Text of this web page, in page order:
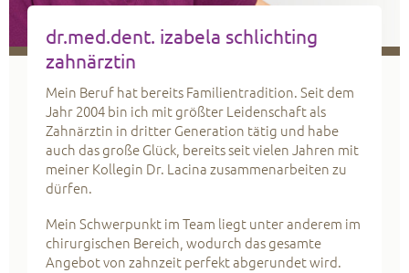
dr.med.dent. izabela schlichting
zahnärztin
Mein Beruf hat bereits Familientradition. Seit dem
Jahr 2004 bin ich mit größter Leidenschaft als
Zahnärztin in dritter Generation tätig und habe
auch das große Glück, bereits seit vielen Jahren mit
meiner Kollegin Dr. Lacina zusammenarbeiten zu
dürfen.
Mein Schwerpunkt im Team liegt unter anderem im
chirurgischen Bereich, wodurch das gesamte
Angebot von zahnzeit perfekt abgerundet wird.